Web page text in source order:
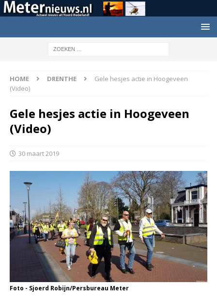
HOME DRENTHE
Gele hesjes actie in Hoogeveen
(Video)
Gele hesjes actie in Hoogeveen
(Video)
30 maart 2019
Foto - Sjoerd Robijn/Persbureau Meter